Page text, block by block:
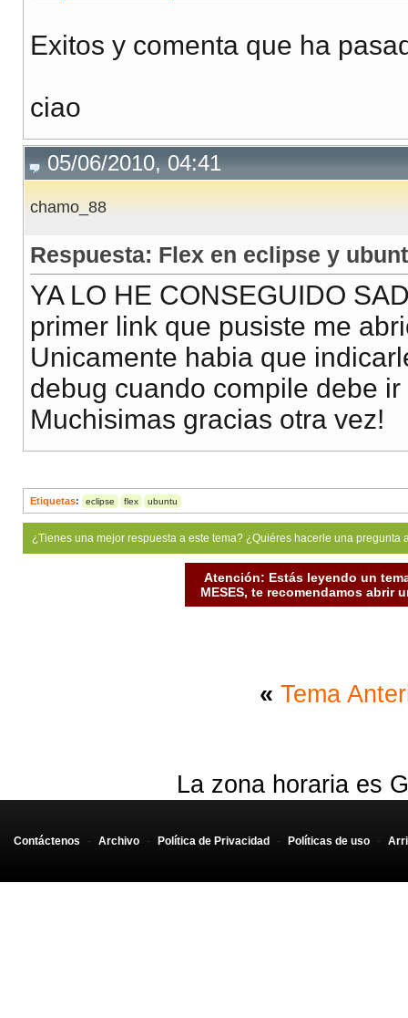
Exitos y comenta que ha
ciao
05/06/2010, 04:41
chamo_88
Respuesta: Flex en eclipse y
YA LO HE CONSEGUIDO
primer link que pusiste me
Unicamente habia que
debug cuando compile debe
Muchisimas gracias otra vez!
Etiquetas: eclipse flex ubuntu
¿Tienes una mejor respuesta a este tema? ¿Quiéres hacerle una
Atención: Estás leyendo un
MESES, te recomendamos abrir
« Tema
La zona horaria es
Contáctenos - Archivo - Política de Privacidad - Políticas de uso -